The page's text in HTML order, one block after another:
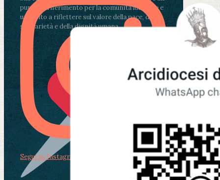
punto di riferimento per la comunità lucchese e
un invito a riflettere sul valore della pace, della
solidarietà e della dignità umana.
Segui su Instagram